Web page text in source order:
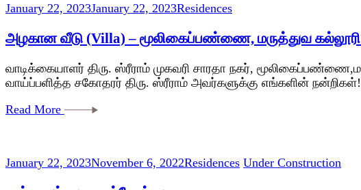
January 22, 2023January 22, 2023Residences
அழகான வீடு (Villa) – மூலிகைப்பண்ணை, மருத்துவ
வாடிக்கையாளர் திரு. ஸ்ரீராம் முகவரி சாரதா நகர்,
வாய்ப்பளித்த சகோதரர் திரு. ஸ்ரீராம் அவர்களுக்கு எங்களின்
Read More
January 22, 2023November 6, 2022Residences Under Construction